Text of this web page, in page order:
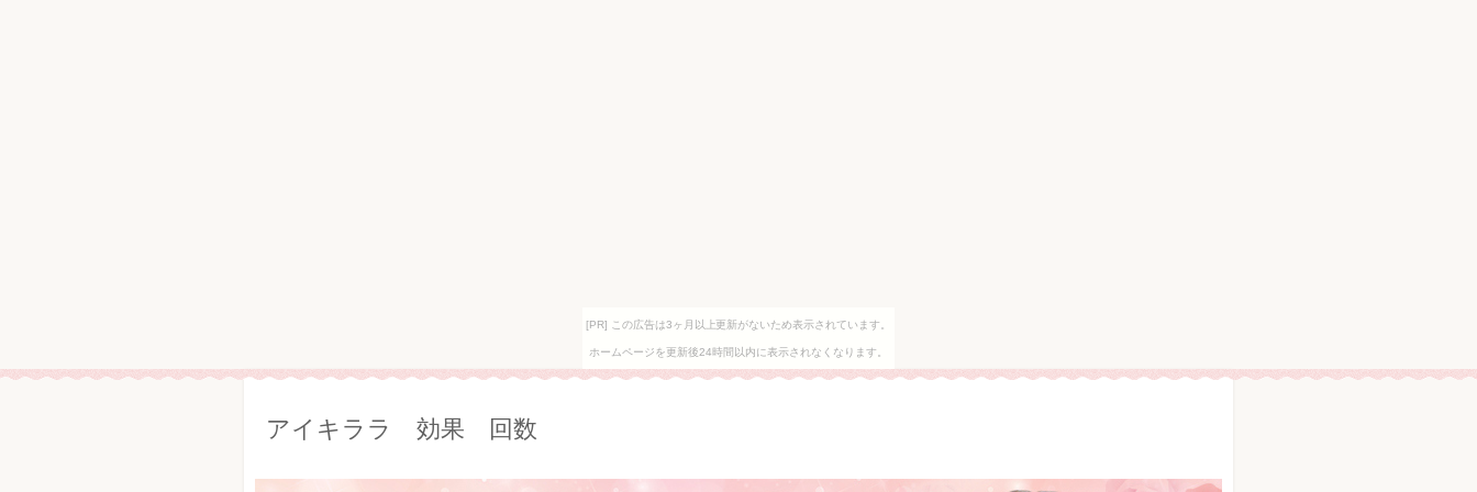
[PR] この広告は3ヶ月以上更新がないため表示されています。
ホームページを更新後24時間以内に表示されなくなります。
アイキララ 効果 回数